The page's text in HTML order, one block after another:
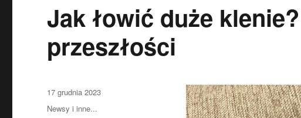
Jak łowić duże
przeszłości
Data
publikacji
17 grudnia 2023
Kategorie
Newsy i inne...